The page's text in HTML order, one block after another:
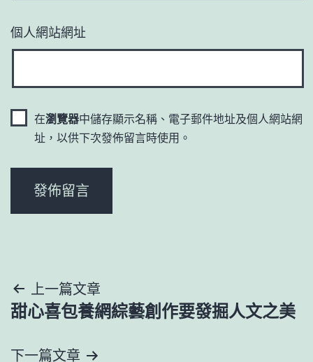
個人網站網址
在瀏覽器中儲存顯示名稱、電子郵件地址及個人網站網
址，以供下次發佈留言時使用。
文
章
上一篇文章
甜心喜包養網綜藝創作要發掘人文之美
下一篇文章